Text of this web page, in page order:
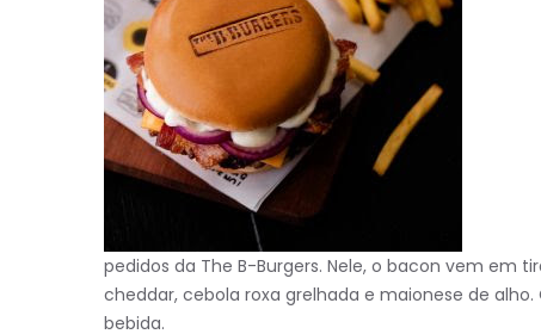
pedidos da The B-Burgers. Nele, o bacon vem em
cheddar, cebola roxa grelhada e maionese de
bebida.